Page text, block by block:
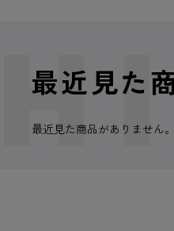
最近見た
最近見た商品がありません。